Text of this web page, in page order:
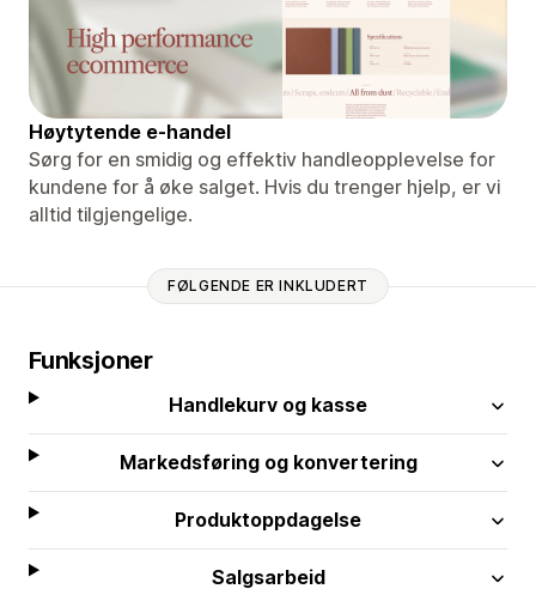
Høytytende e-handel
Sørg for en smidig og effektiv handleopplevelse for
kundene for å øke salget. Hvis du trenger hjelp, er vi
alltid tilgjengelige.
FØLGENDE ER INKLUDERT
Funksjoner
Handlekurv og kasse
Markedsføring og konvertering
Produktoppdagelse
Salgsarbeid